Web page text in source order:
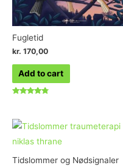
Fugletid
kr. 170,00
Add to cart
Tidslommer og Nødsignaler